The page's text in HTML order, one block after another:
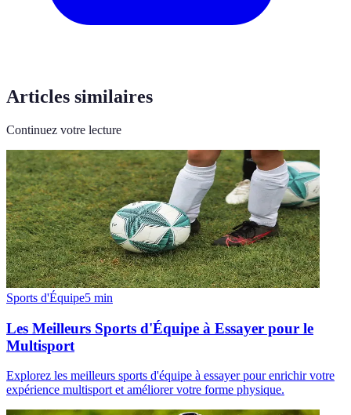
Articles similaires
Continuez votre lecture
Sports d'Équipe5 min
Les Meilleurs Sports d'Équipe à Essayer pour le
Multisport
Explorez les meilleurs sports d'équipe à essayer pour enrichir votre
expérience multisport et améliorer votre forme physique.